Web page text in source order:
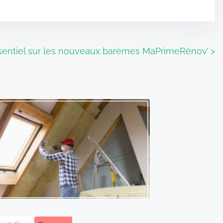
sur les nouveaux barèmes MaPrimeRénov’ >